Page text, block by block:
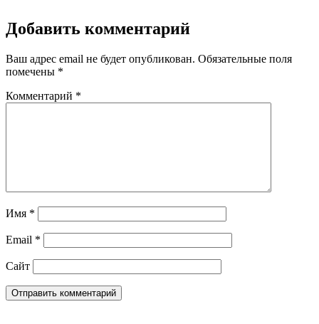
Добавить комментарий
Ваш адрес email не будет опубликован. Обязательные поля
помечены *
Комментарий *
Имя *
Email *
Сайт